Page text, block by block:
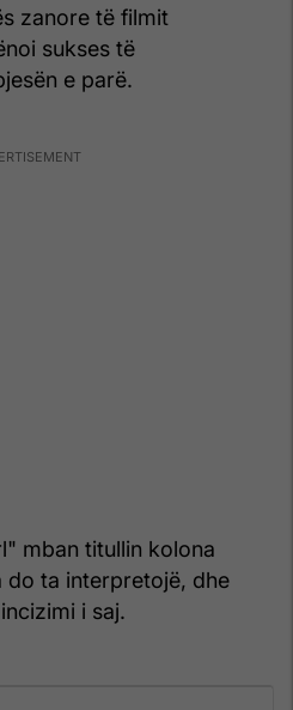
zanore të filmit
sukses të
e parë.
mban titullin kolona
do ta interpretojë, dhe
i saj.